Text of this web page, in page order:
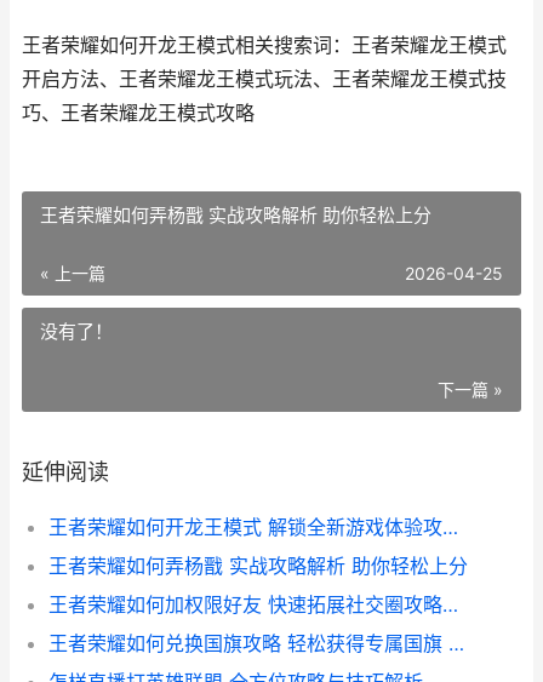
王者荣耀如何开龙王模式相关搜索词：王者荣耀龙王模式
开启方法、王者荣耀龙王模式玩法、王者荣耀龙王模式技
巧、王者荣耀龙王模式攻略
王者荣耀如何弄杨戬 实战攻略解析 助你轻松上分
« 上一篇 2026-04-25
没有了！
下一篇 »
延伸阅读
王者荣耀如何开龙王模式 解锁全新游戏体验攻略全解析
王者荣耀如何弄杨戬 实战攻略解析 助你轻松上分
王者荣耀如何加权限好友 快速拓展社交圈攻略详解
王者荣耀如何兑换国旗攻略 轻松获得专属国旗 解锁全新荣耀体验